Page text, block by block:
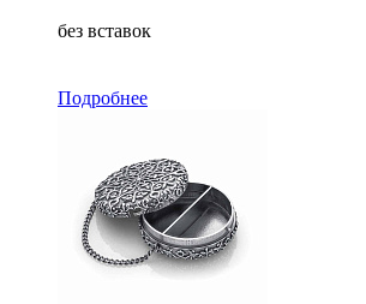
без вставок
Подробнее